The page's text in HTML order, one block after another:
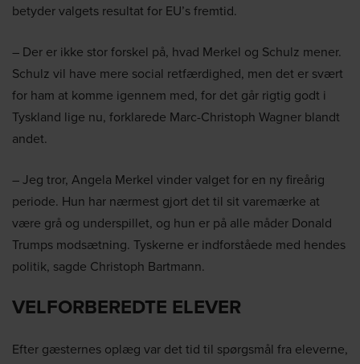
betyder valgets resultat for EU’s fremtid.
– Der er ikke stor forskel på, hvad Merkel og Schulz mener.
Schulz vil have mere social retfærdighed, men det er svært
for ham at komme igennem med, for det går rigtig godt i
Tyskland lige nu, forklarede Marc-Christoph Wagner blandt
andet.
– Jeg tror, Angela Merkel vinder valget for en ny fireårig
periode. Hun har nærmest gjort det til sit varemærke at
være grå og underspillet, og hun er på alle måder Donald
Trumps modsætning. Tyskerne er indforståede med hendes
politik, sagde Christoph Bartmann.
VELFORBEREDTE ELEVER
Efter gæsternes oplæg var det tid til spørgsmål fra eleverne,